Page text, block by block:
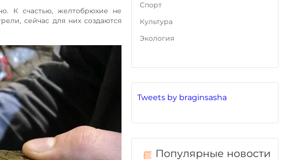
К счастью, желтобрюхие не
сейчас для них создаются
Tweets by braginsasha
Популярные новости
Cпорт
Культура
Экология